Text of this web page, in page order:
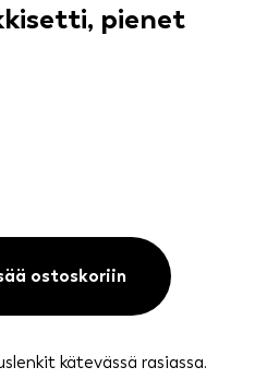
pienet
ostoskoriin
kätevässä rasiassa.